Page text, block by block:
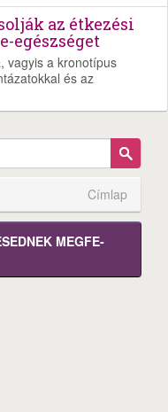
az étkezési
egészséget
vagyis a kronotípus
és az
Címlap
MEGFE­